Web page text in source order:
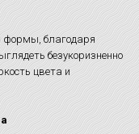
формы, благодаря
безукоризненно
цвета и